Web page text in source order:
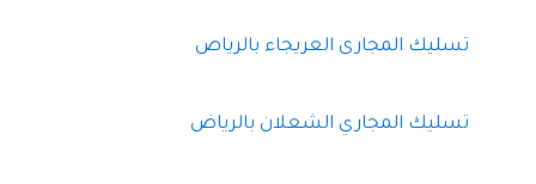
تسليك المجارى العريجاء بالرياص
تسليك المجاري الشعلان بالرياض